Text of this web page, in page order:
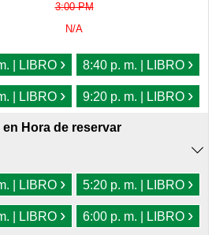
3:00 PM
N/A
| LIBRO › 8:40 p. m. | LIBRO ›
| LIBRO › 9:20 p. m. | LIBRO ›
en Hora de reservar
| LIBRO › 5:20 p. m. | LIBRO ›
| LIBRO › 6:00 p. m. | LIBRO ›